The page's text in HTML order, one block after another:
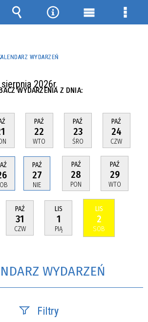
2026r.
WYDARZEŃ
WYDARZENIA Z DNIA:
PAŹ
22
WTO
PAŹ
23
ŚRO
PAŹ
24
CZW
PAŹ
27
NIE
PAŹ
28
PON
PAŹ
29
WTO
PAŹ
31
CZW
LIS
1
PIĄ
LIS
2
SOB
WYDARZEŃ
Filtry
Wyszukiwarka
NarzędziaMenu
Menu